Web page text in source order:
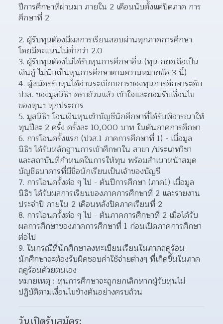
ปีการศึกษาที่ผ่านมา ภายใน 2 เดือนนับตั้งแต่ปิดภาค การ
ศึกษาที่ 2
2. ผู้รับทุนต้องมีผลการเรียนสอบผ่านทุกภาคการศึกษา
โดยมีคะแนนไม่ต่ำกว่า 2.0
3. ผู้รับทุนต้องไม่ได้รับทุนการศึกษาอื่น (ทุน กยศ.ถือเป็น
เงินกู้ ไม่นับเป็นทุนการศึกษาตามความหมายข้อ 3 นี้)
4. ผู้สมัครรับทุนได้อ่านระเบียบการของทุนการศึกษาระดับ
ปวส. ของมูลนิธิฯ ครบถ้วนแล้ว เข้าใจและยอมรับเงื่อนไข
ของทุนฯ ทุกประการ
5. มูลนิธิฯ โอนเงินทุนเข้าบัญชีนักศึกษาที่ได้รับพิจารณาให้
ทุนปีละ 2 ครั้ง ครั้งละ 10,000 บาท ในต้นภาคการศึกษา
6. การโอนครั้งแรก (ปวส.1 ภาคการศึกษาที่ 1) - เมื่อมูล
นิธิฯ ได้รับหลักฐานการเข้าศึกษาใน สาขา /ประเภทวิชา
และสถาบันที่กำหนดในการให้ทุน พร้อมสำเนาหน้าสมุด
บัญชีธนาคารที่มีชื่อนักเรียนเป็นเจ้าของบัญชี
7. การโอนครั้งต่อ ๆ ไป - ต้นปีการศึกษา (ภาค1) เมื่อมูล
นิธิฯ ได้รับผลการเรียนของภาคการศึกษาที่ 2 และรายงาน
ประจำปี ภายใน 2 เดือนหลังปิดภาคเรียนที่ 2
8. การโอนครั้งต่อ ๆ ไป - ต้นภาคการศึกษาที่ 2 เมื่อได้รับ
ผลการศึกษาของภาคการศึกษาที่ 1 ก่อนเปิดภาคการศึกษา
ต่อไป
9. ในกรณีที่นักศึกษาลงทะเบียนเรียนในภาคฤดูร้อน
นักศึกษาจะต้องรับผิดชอบค่าใช้จ่ายต่างๆ ที่เกิดขึ้นในภาค
ฤดูร้อนด้วยตนเอง
หมายเหตุ : ทุนการศึกษาจะถูกยกเลิกหากผู้รับทุนไม่
ปฏิบัติตามเงื่อนไขข้างต้นอย่างครบถ้วน